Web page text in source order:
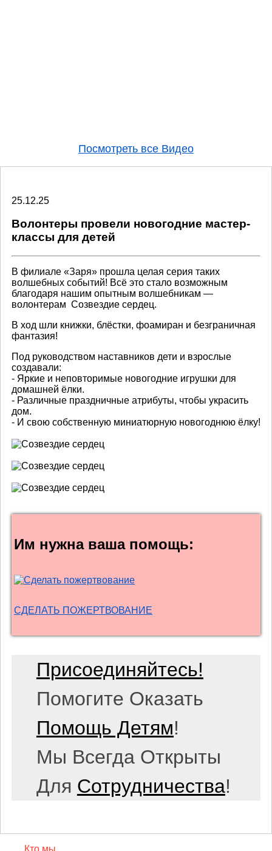
Посмотреть все Видео
25.12.25
Волонтеры провели новогодние мастер-
классы для детей
В филиале «Заря» прошла целая серия таких
волшебных событий! Всё это стало возможным
благодаря нашим опытным волшебникам —
волонтерам Созвездие сердец.
В ход шли книжки, блёстки, фоамиран и безграничная
фантазия!
Под руководством наставников дети и взрослые
создавали:
- Яркие и неповторимые новогодние игрушки для
домашней ёлки.
- Различные праздничные атрибуты, чтобы украсить
дом.
- И свою собственную миниатюрную новогоднюю ёлку!
Им нужна ваша помощь:
СДЕЛАТЬ ПОЖЕРТВОВАНИЕ
Присоединяйтесь!
Помогите Оказать
Помощь Детям!
Мы Всегда Открыты
Для Сотрудничества!